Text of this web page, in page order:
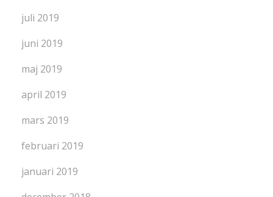
juli 2019
juni 2019
maj 2019
april 2019
mars 2019
februari 2019
januari 2019